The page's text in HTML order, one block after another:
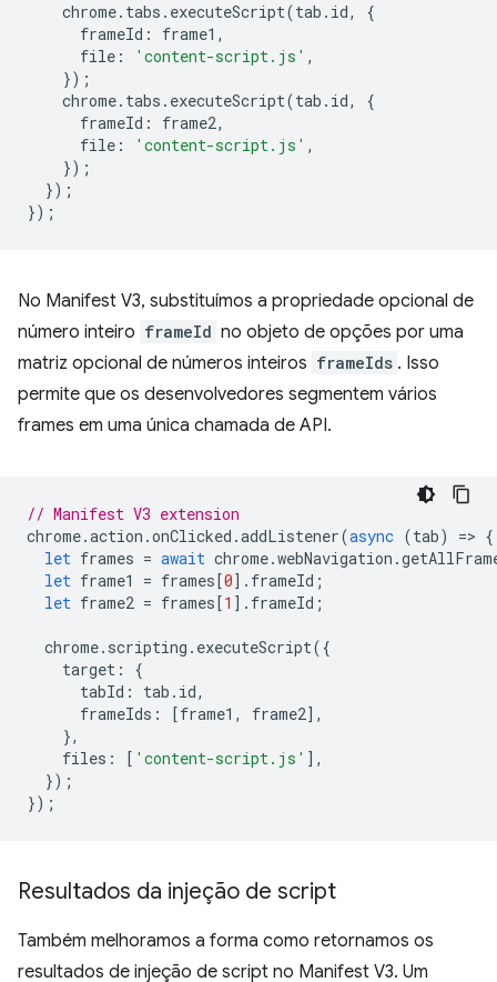
chrome. tabs . executeScript(tab . id,
{
frameId : frame1 ,
file : 'content-script.js' ,
});
chrome. tabs . executeScript(tab . id,
{
frameId : frame2,
file : 'content-script.js' ,
});
});
});
No Manifest V3, substituímos a propriedade opcional de
número inteiro frameId no objeto de opções por uma
matriz opcional de números inteiros frameIds . Isso
permite que os desenvolvedores segmentem vários
frames em uma única chamada de API.
// Manifest V3 extension
chrome.action .onClicked .addListener(async (tab) => {
let frames = await chrome.webNavigation .
let frame1 = frames[0]. frameId ;
let frame2 = frames[1 ]. frameId ;
chrome. scripting . executeScript({
target :
{
tabId : tab . id,
frameIds : [frame1 , frame2],
},
files : [ 'content-script.js' ],
});
});
Resultados da injeção de script
Também melhoramos a forma como retornamos os
resultados de injeção de script no Manifest V3. Um